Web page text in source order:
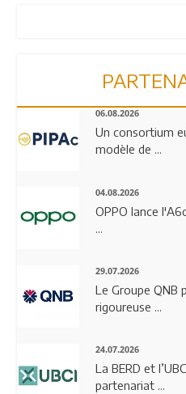
06.08.2026
Un consortium
modèle de ...
04.08.2026
OPPO lance
...
29.07.2026
Le Groupe QNB
rigoureuse ...
24.07.2026
La BERD et
partenariat ...